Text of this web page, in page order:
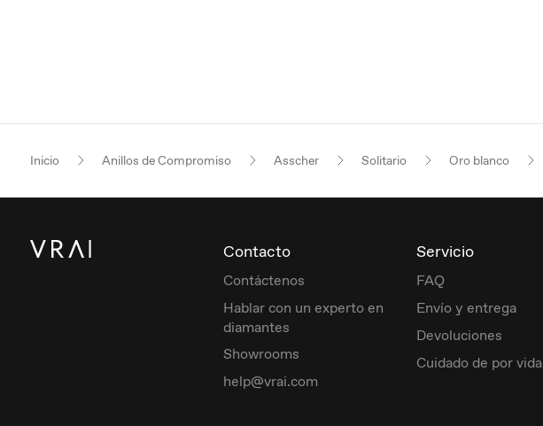
Inicio Anillos de Compromiso Asscher Solitario Oro blanco
Contacto
Contáctenos
Hablar con un experto en
diamantes
Showrooms
help@vrai.com
Servicio
FAQ
Envío y entrega
Devoluciones
Cuidado de por vida